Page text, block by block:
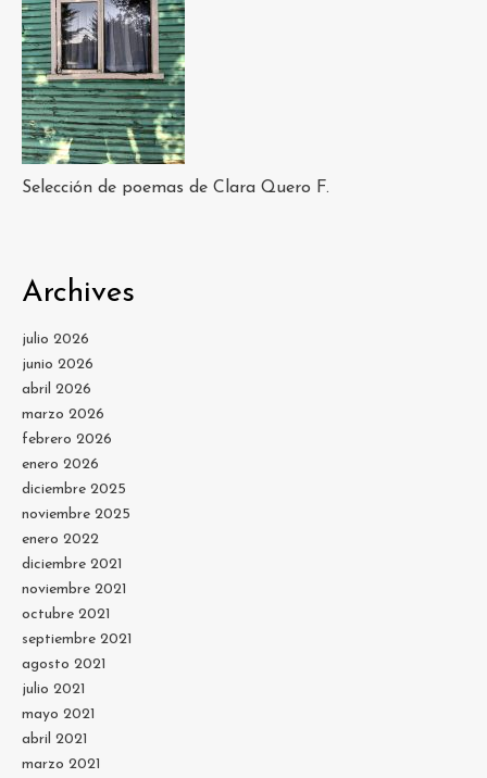
Selección de poemas de Clara Quero F.
Archives
julio 2026
junio 2026
abril 2026
marzo 2026
febrero 2026
enero 2026
diciembre 2025
noviembre 2025
enero 2022
diciembre 2021
noviembre 2021
octubre 2021
septiembre 2021
agosto 2021
julio 2021
mayo 2021
abril 2021
marzo 2021